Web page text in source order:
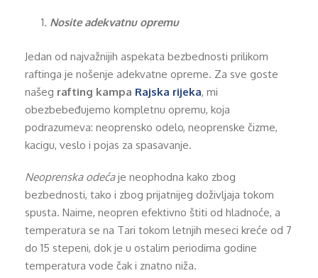
Nosite adekvatnu opremu
Jedan od najvažnijih aspekata bezbednosti prilikom
raftinga je nošenje adekvatne opreme. Za sve goste
našeg rafting kampa Rajska rijeka, mi
obezbebeđujemo kompletnu opremu, koja
podrazumeva: neoprensko odelo, neoprenske čizme,
kacigu, veslo i pojas za spasavanje.
Neoprenska odećaje neophodna kako zbog
bezbednosti, tako i zbog prijatnijeg doživljaja tokom
spusta. Naime, neopren efektivno štiti od hladnoće, a
temperatura se na Tari tokom letnjih meseci kreće od 7
do 15 stepeni, dok je u ostalim periodima godine
temperatura vode čak i znatno niža.